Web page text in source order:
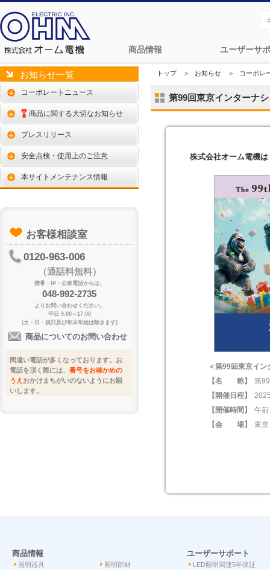
商品情報 ユーザーサ
お知らせ一覧
コーポレートニュース
商品に関する大切なお知らせ
プレスリリース
安全点検・使用上のご注意
本サイトメンテナンス情報
お客様相談室
0120-963-006
（通話料無料）
携帯・IP・公衆電話からは、
048-992-2735
よりお問い合わせください。
平日 9:00～17:00
(土・日・祝日及び年末年始は除きます)
商品についてのお問い合わせ
間違い電話が多くなっております。お
電話を頂く際には、 番号をお確かめの
うえ おかけまちがいのないようにお願
いします。
トップ＞ お知らせ ＞ コーポレ
第99回東京インターナ
株式会社オーム電機
＜第99回東京イ
【名 称】
第
【開催日程】
【開催時間】
午
【会 場】
東
商品情報
照明器具
照明部材
ユーザーサポート
LED照明関連5年保証